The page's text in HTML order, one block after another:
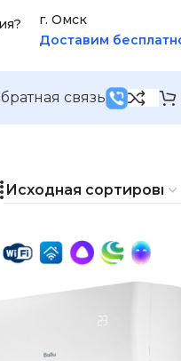
г. Омск
Доставим
связь